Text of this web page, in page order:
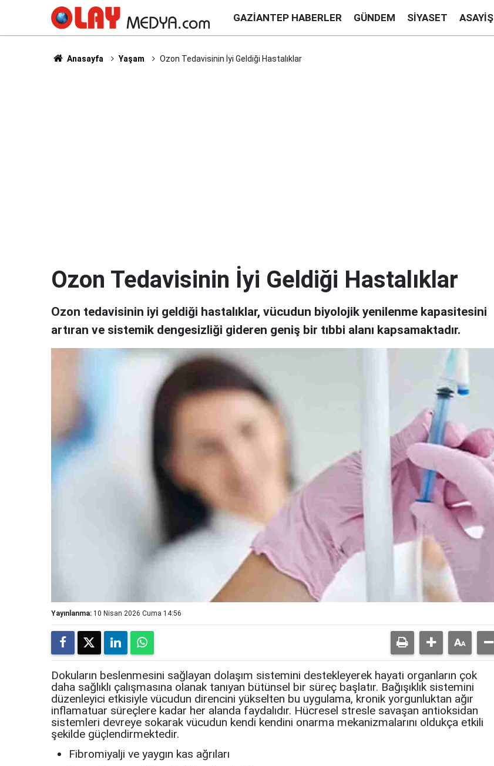
GAZIANTEP HABERLER GÜNDEM SIYASET ASAYIŞ
Anasayfa Yaşam Ozon Tedavisinin İyi Geldiği Hastalıklar
Ozon Tedavisinin İyi Geldiği Hastalıklar
Ozon tedavisinin iyi geldiği hastalıklar, vücudun biyolojik yenilenme kapasitesini
artıran ve sistemik dengesizliği gideren geniş bir tıbbi alanı kapsamaktadır.
Yayınlanma: 10 Nisan 2026 Cuma 14:56
Dokuların beslenmesini sağlayan dolaşım sistemini destekleyerek hayati organların çok
daha sağlıklı çalışmasına olanak tanıyan bütünsel bir süreç başlatır. Bağışıklık sistemini
düzenleyici etkisiyle vücudun direncini yükselten bu uygulama, kronik yorgunluktan ağır
inflamatuar süreçlere kadar her alanda faydalıdır. Hücresel stresle savaşan antioksidan
sistemleri devreye sokarak vücudun kendi kendini onarma mekanizmalarını oldukça etkili
şekilde güçlendirmektedir.
Fibromiyalji ve yaygın kas ağrıları